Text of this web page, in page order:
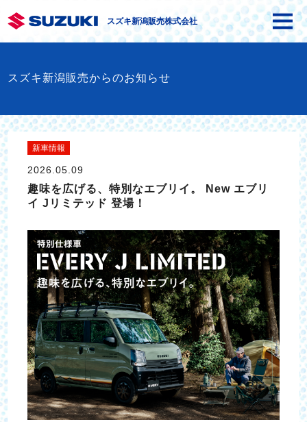
スズキ新潟販売株式会社
スズキ新潟販売からのお知らせ
新車情報
2026.05.09
趣味を広げる、特別なエブリイ。 New エブリ
イ Jリミテッド 登場！